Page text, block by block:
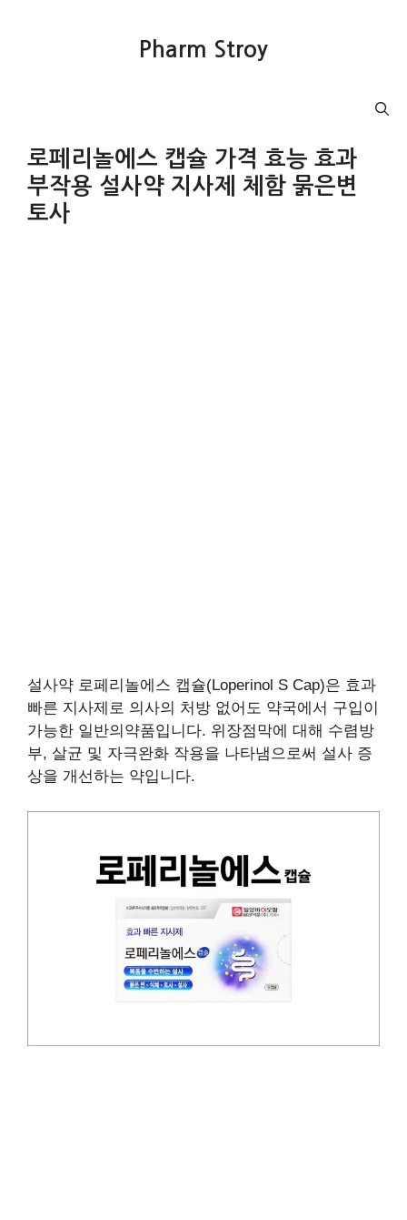
Pharm Stroy
로페리놀에스 캡슐 가격 효능 효과
부작용 설사약 지사제 체함 묽은변
토사
설사약 로페리놀에스 캡슐(Loperinol S Cap)은 효과
빠른 지사제로 의사의 처방 없어도 약국에서 구입이
가능한 일반의약품입니다. 위장점막에 대해 수렴방
부, 살균 및 자극완화 작용을 나타냄으로써 설사 증
상을 개선하는 약입니다.